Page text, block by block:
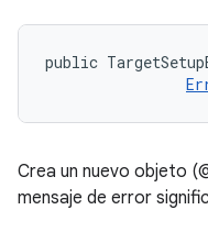
public
Crea un nuevo objeto
mensaje de error